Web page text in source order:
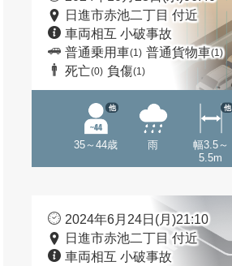
日進市赤池二丁目 付近
車両相互 小破事故
普通乗用車(1) 普通貨物車(1)
死亡(0) 負傷(1)
35～44歳
他
雨
幅3.5～
5.5m
他
2024年6月24日(月)21:10
日進市赤池二丁目 付近
車両相互 小破事故